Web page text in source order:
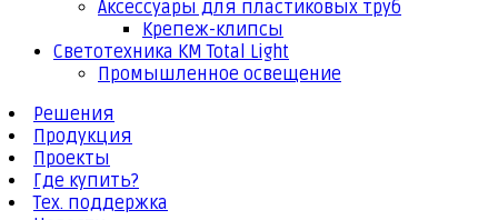
Аксессуары для пластиковых труб
Крепеж-клипсы
Светотехника КМ Total Light
Промышленное освещение
Решения
Продукция
Проекты
Где купить?
Тех. поддержка